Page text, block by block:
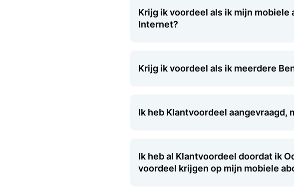
Krijg ik voordeel als ik mijn
Internet?
Krijg ik voordeel als ik meerdere
Ik heb Klantvoordeel aangevraagd,
Ik heb al Klantvoordeel doordat ik
voordeel krijgen op mijn mobiele